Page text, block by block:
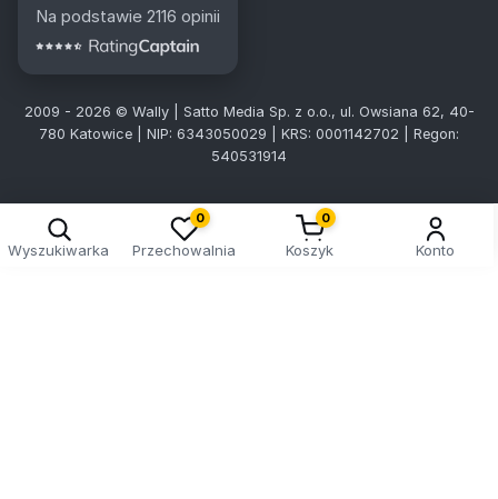
Na podstawie 2116 opinii
2009 - 2026 © Wally | Satto Media Sp. z o.o., ul. Owsiana 62, 40-
780 Katowice | NIP: 6343050029 | KRS: 0001142702 | Regon:
540531914
Wyszukiwarka
0
Przechowalnia
0
Koszyk Konto